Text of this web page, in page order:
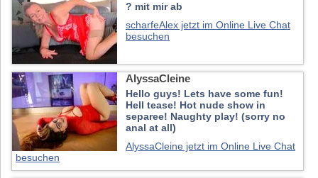
? mit mir ab
scharfeAlex jetzt im Online Live Chat
besuchen
AlyssaCleine
Hello guys! Lets have some fun!
Hell tease! Hot nude show in
separee! Naughty play! (sorry no
anal at all)
AlyssaCleine jetzt im Online Live Chat
besuchen